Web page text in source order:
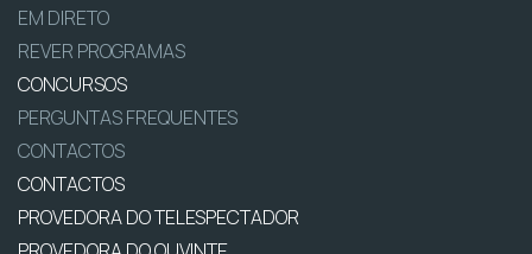
EM DIRETO
REVER PROGRAMAS
CONCURSOS
PERGUNTAS FREQUENTES
CONTACTOS
CONTACTOS
PROVEDORA DO TELESPECTADOR